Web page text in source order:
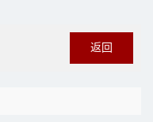
返回